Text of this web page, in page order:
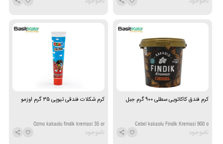
کرم فندق کاکائویی سطلی ۹۰۰ گرم جبل
Cebel kakaolu Findik Kremasi 900 g
ناموجود
کرم شکلات فندقی تیوپی 35 گرم اوزمو
Ozmo kakaolu findik kremasi 35 gr
ناموجود